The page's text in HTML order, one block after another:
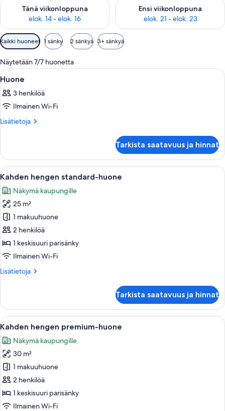
Tänä viikonloppuna
elok. 14 - elok. 16
Tarkista tämän viikonlopun saatavuus elok. 14 - elok. 16
Ensi viikonloppuna
elok. 21 - elok. 23
Tarkista ensi viikonlopun
Huoneille
saatavilla
olevia
suodattimia
Kaikki huoneet 1 sänky 2 sänkyä 3+ sänkyä
Näytetään 7/7 huonetta
Avaa
kaikki
huonetyypin
Huone
kuvat
Hotellihuone, jossa on kaksi
6
Huone
3 henkilöä
Ilmainen Wi-Fi
Lisätietoja
Lisätietoja
Tarkista saatavuus ja hinnat
Avaa
kaikki
huonetyypin
Kahden
hengen
standard-
huone
kuvat
Hotellihuone, jossa on suuri sänky,
6
Kahden hengen standard-huone
Näkymä kaupungille
25 m²
1 makuuhuone
2 henkilöä
1 keskisuuri parisänky
Ilmainen Wi-Fi
Lisätietoja
Lisätietoja
standard-
huone
Tarkista saatavuus ja hinnat
Avaa
kaikki
huonetyypin
Kahden
hengen
premium-
huone
kuvat
Hotellihuone, jossa on suuri sänky,
6
Kahden hengen premium-huone
Näkymä kaupungille
30 m²
1 makuuhuone
2 henkilöä
1 keskisuuri parisänky
Ilmainen Wi-Fi